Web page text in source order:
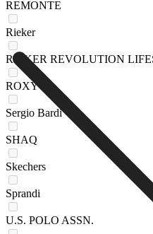
REMONTE
Rieker
RIEKER REVOLUTION
ROXY
Sergio Bardi
SHAQ
Skechers
Sprandi
U.S. POLO ASSN.